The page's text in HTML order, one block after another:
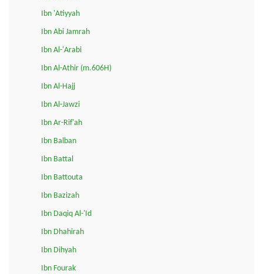
Ibn 'Atiyyah
Ibn Abi Jamrah
Ibn Al-'Arabi
Ibn Al-Athir (m.606H)
Ibn Al-Hajj
Ibn Al-Jawzi
Ibn Ar-Rif'ah
Ibn Balban
Ibn Battal
Ibn Battouta
Ibn Bazizah
Ibn Daqiq Al-'Id
Ibn Dhahirah
Ibn Dihyah
Ibn Fourak